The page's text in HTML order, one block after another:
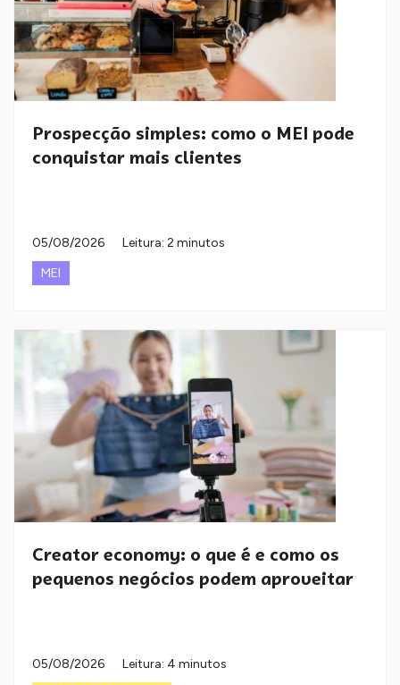
Prospecção simples: como o MEI pode
conquistar mais clientes
05/08/2026
Leitura: 2 minutos
MEI
Creator economy: o que é e como os
pequenos negócios podem aproveitar
05/08/2026
Leitura: 4 minutos